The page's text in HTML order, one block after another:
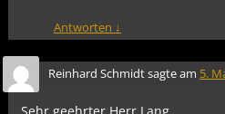
Antworten ↓
Reinhard Schmidtsagte am 5.